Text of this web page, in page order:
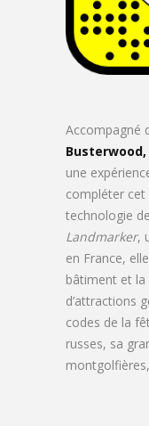
Accompagné
Busterwood,
une
compléter cet
technologie
Landmarker,
en France,
bâtiment et
d’attractions
codes de la
russes, sa